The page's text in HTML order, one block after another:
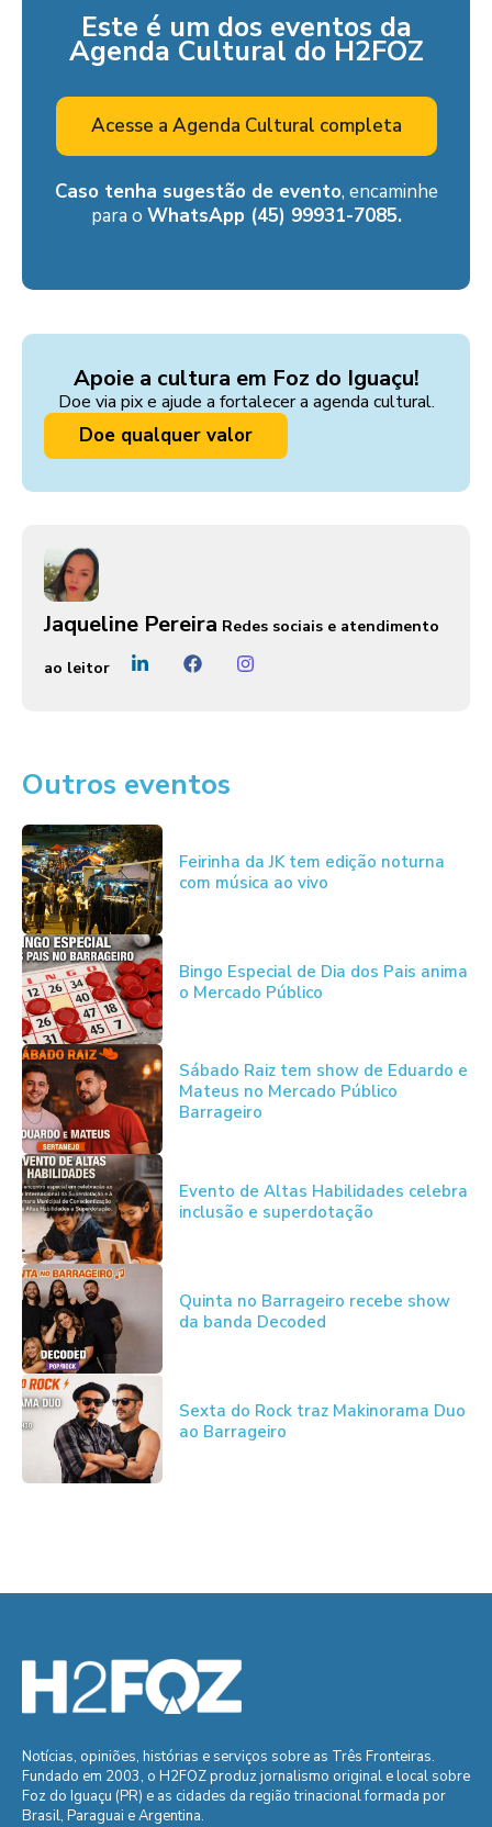
Este é um dos eventos da
Agenda Cultural do H2FOZ
Acesse a Agenda Cultural completa
Caso tenha sugestão de evento, encaminhe
para o WhatsApp (45) 99931-7085.
Apoie a cultura em Foz do Iguaçu!
Doe via pix e ajude a fortalecer a agenda cultural.
Doe qualquer valor
Jaqueline Pereira Redes sociais e atendimento
ao leitor
Outros eventos
Feirinha da JK tem edição noturna
com música ao vivo
Bingo Especial de Dia dos Pais anima
o Mercado Público
Sábado Raiz tem show de Eduardo e
Mateus no Mercado Público
Barrageiro
Evento de Altas Habilidades celebra
inclusão e superdotação
Quinta no Barrageiro recebe show
da banda Decoded
Sexta do Rock traz Makinorama Duo
ao Barrageiro
Notícias, opiniões, histórias e serviços sobre as Três Fronteiras.
Fundado em 2003, o H2FOZ produz jornalismo original e local sobre
Foz do Iguaçu (PR) e as cidades da região trinacional formada por
Brasil, Paraguai e Argentina.